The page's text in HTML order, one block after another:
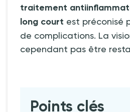
traitement
long court est préconisé
de complications. La
cependant pas être
Points clés